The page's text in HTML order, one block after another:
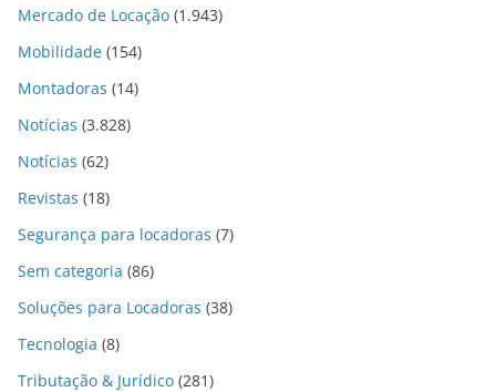
Mercado de Locação (1.943)
Mobilidade (154)
Montadoras (14)
Notícias (3.828)
Notícias (62)
Revistas (18)
Segurança para locadoras (7)
Sem categoria (86)
Soluções para Locadoras (38)
Tecnologia (8)
Tributação & Jurídico (281)